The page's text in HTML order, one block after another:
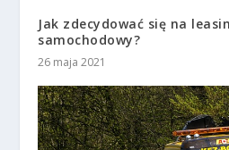
Jak zdecydować się na
samochodowy?
26 maja 2021